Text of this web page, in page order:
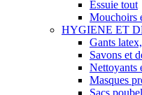
Essuie tout
Mouchoirs
HYGIENE ET
Gants
Savons et
Nettoyants
Masques
Sacs